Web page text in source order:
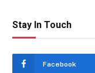
Stay In Touch
Facebook